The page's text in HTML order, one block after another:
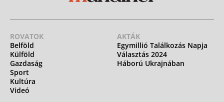
ROVATOK
Belföld
Külföld
Gazdaság
Sport
Kultúra
Videó
AKTÁK
Egymillió Találkozás Napja
Választás 2024
Háború Ukrajnában